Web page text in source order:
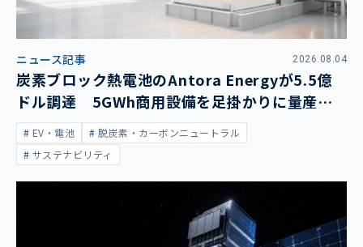
ニュース記事 2026.08.04
炭素ブロック熱電池のAntora Energyが5.5億
ドル調達 5GWh商用設備を足掛かりに量産拡
大EV・電池
脱炭素・カーボンニュートラル
サステナビリティ